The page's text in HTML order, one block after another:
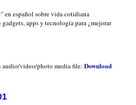
en español sobre vida cotidiana
apps y tecnología para ¿mejorar
audio/video/photo media file: Download